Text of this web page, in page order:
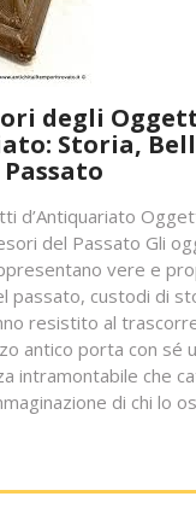
degli
Storia,
d’Antiquariato
del Passato Gli
vere e
passato, custodi di
resistito al
antico porta con sé
intramontabile che
di chi lo